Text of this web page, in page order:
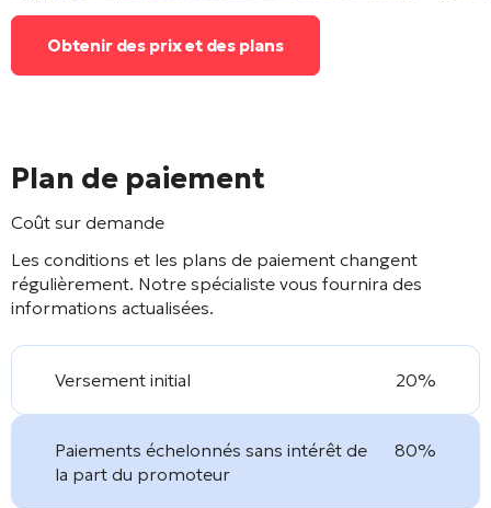
Obtenir des prix et des plans
Plan de paiement
Coût sur demande
Les conditions et les plans de paiement changent
régulièrement. Notre spécialiste vous fournira des
informations actualisées.
Versement initial 20%
Paiements échelonnés sans intérêt de
la part du promoteur
80%